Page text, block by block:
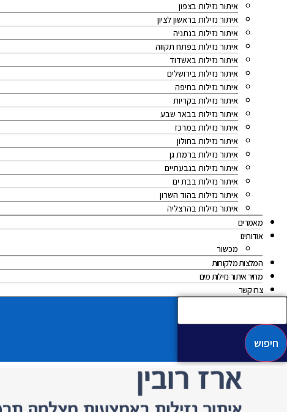
איתור נזילות בצפון
איתור נזילות בראשון לציון
איתור נזילות בנתניה
איתור נזילות בפתח תקווה
איתור נזילות באשדוד
איתור נזילות בירושלים
איתור נזילות בחיפה
איתור נזילות בקריות
איתור נזילות בבאר שבע
איתור נזילות במרכז
איתור נזילות בחולון
איתור נזילות ברמת גן
איתור נזילות בגבעתיים
איתור נזילות בבת ים
איתור נזילות בהוד השרון
איתור נזילות בהרצליה
מאמרים
אודותינו
מכשור
המלצות מלקוחות
מחיר איתור נזילות מים
צרו קשר
חיפוש